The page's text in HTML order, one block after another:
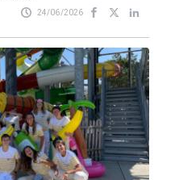
24/06/2026